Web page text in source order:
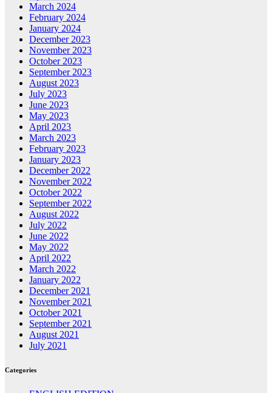
March 2024
February 2024
January 2024
December 2023
November 2023
October 2023
September 2023
August 2023
July 2023
June 2023
May 2023
April 2023
March 2023
February 2023
January 2023
December 2022
November 2022
October 2022
September 2022
August 2022
July 2022
June 2022
May 2022
April 2022
March 2022
January 2022
December 2021
November 2021
October 2021
September 2021
August 2021
July 2021
Categories